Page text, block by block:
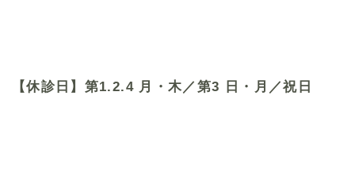
【休診日】第1.2.4 月・木／第3 日・月／祝日